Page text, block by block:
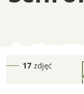
17 zdjęć